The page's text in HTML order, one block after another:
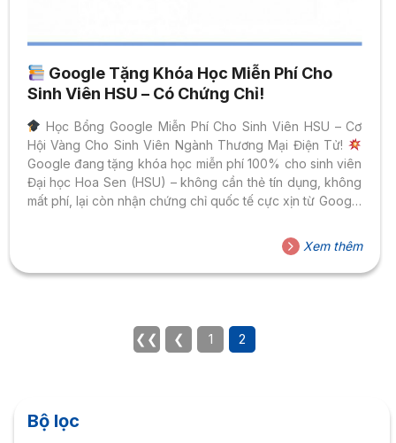
Google Tặng Khóa Học Miễn Phí Cho
Sinh Viên HSU – Có Chứng Chỉ!
Học Bổng Google Miễn Phí Cho Sinh Viên HSU – Cơ
Hội Vàng Cho Sinh Viên Ngành Thương Mại Điện Tử!
Google đang tặng khóa học miễn phí 100% cho sinh viên
Đại học Hoa Sen (HSU) – không cần thẻ tín dụng, không
mất phí, lại còn nhận chứng chỉ quốc tế cực xịn từ Google
nâng cấp kỹ năng để tăng “giá trị” trong mắt nhà tuyển
dụng? Đây chính là cơ hội bạn không thể bỏ lỡ!
TOP 5
KHÓA HỌC HOT...
Xem thêm
❮❮ ❮ 1 2
Bộ lọc